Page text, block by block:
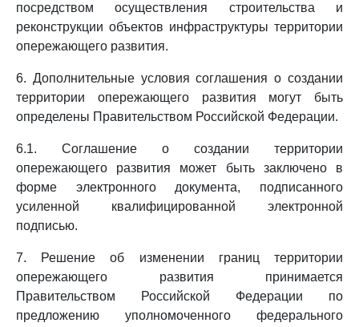
посредством осуществления строительства и
реконструкции объектов инфраструктуры территории
опережающего развития.
6. Дополнительные условия соглашения о создании
территории опережающего развития могут быть
определены Правительством Российской Федерации.
6.1. Соглашение о создании территории
опережающего развития может быть заключено в
форме электронного документа, подписанного
усиленной квалифицированной электронной
подписью.
7. Решение об изменении границ территории
опережающего развития принимается
Правительством Российской Федерации по
предложению уполномоченного федерального